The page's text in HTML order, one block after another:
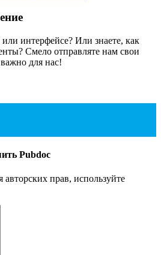
интерфейсе? Или знаете, как
Смело отправляте нам свои
для нас!
Pubdoc
прав, используйте